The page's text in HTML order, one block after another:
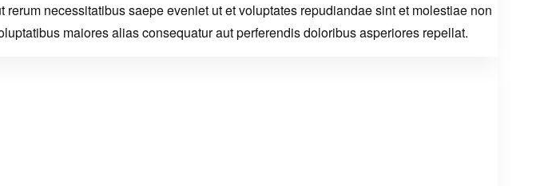
necessitatibus saepe eveniet ut et voluptates repudiandae sint et molestiae non
maiores alias consequatur aut perferendis doloribus asperiores repellat.